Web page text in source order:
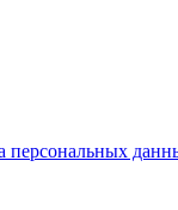
персональных